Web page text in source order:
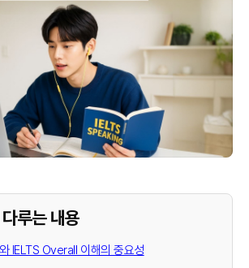
루는 내용
IELTS Overall 이해의 중요성